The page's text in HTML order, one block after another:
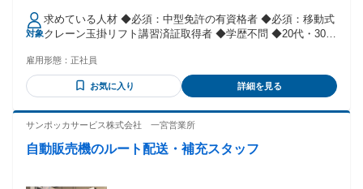
れる通勤・皆勤・家族手当金額：なし 全員に一律で支払われ
るその他手当金額：なし ※歩合給なし
対象
求めている人材 ◆必須：中型免許の有資格者 ◆必須：移動式
クレーン玉掛リフト講習済証取得者 ◆学歴不問 ◆20代・30
ば､ 面接で実際にお会いして問題がなければ 基本的には採用
する方針です♪
雇用形態： 正社員
お気に入り 詳細を見る
サンポッカサービス株式会社 一宮営業所
自動販売機のルート配送・補充スタッフ